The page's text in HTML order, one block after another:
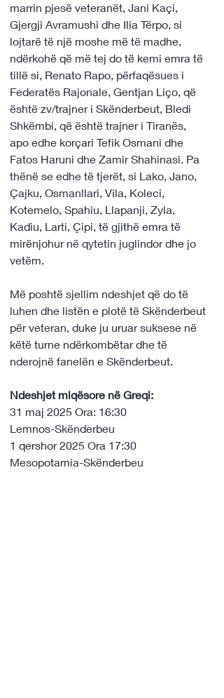
marrin pjesë veteranët, Jani Kaçi,
Gjergji Avramushi dhe Ilia Tërpo, si
lojtarë të një moshe më të madhe,
ndërkohë që më tej do të kemi emra të
tillë si, Renato Rapo, përfaqësues i
Federatës Rajonale, Gentjan Liço, që
është zv/trajner i Skënderbeut, Bledi
Shkëmbi, që është trajner i Tiranës,
apo edhe korçari Tefik Osmani dhe
Fatos Haruni dhe Zamir Shahinasi. Pa
thënë se edhe të tjerët, si Lako, Jano,
Çajku, Osmanllari, Vila, Koleci,
Kotemelo, Spahiu, Llapanji, Zyla,
Kadiu, Larti, Çipi, të gjithë emra të
mirënjohur në qytetin juglindor dhe jo
vetëm.
Më poshtë sjellim ndeshjet që do të
luhen dhe listën e plotë të Skënderbeut
për veteran, duke ju uruar suksese në
këtë turne ndërkombëtar dhe të
nderojnë fanelën e Skënderbeut.
Ndeshjet miqësore në Greqi:
31 maj 2025 Ora: 16:30
Lemnos-Skënderbeu
1 qershor 2025 Ora 17:30
Mesopotamia-Skënderbeu